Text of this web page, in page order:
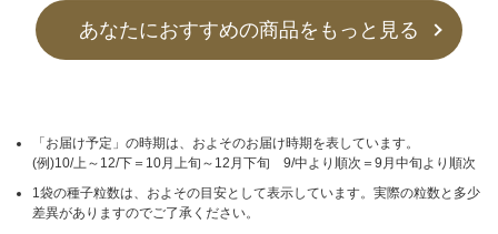
あなたにおすすめの商品をもっと見る
「お届け予定」の時期は、およそのお届け時期を表しています。
(例)10/上～12/下＝10月上旬～12月下旬 9/中より順次＝9月中旬より順次
1袋の種子粒数は、およその目安として表示しています。実際の粒数と多少
差異がありますのでご了承ください。